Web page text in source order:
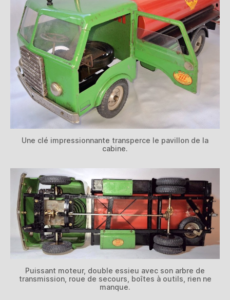
Une clé impressionnante transperce le pavillon de la
cabine.
Puissant moteur, double essieu avec son arbre de
transmission, roue de secours, boîtes à outils, rien ne
manque.